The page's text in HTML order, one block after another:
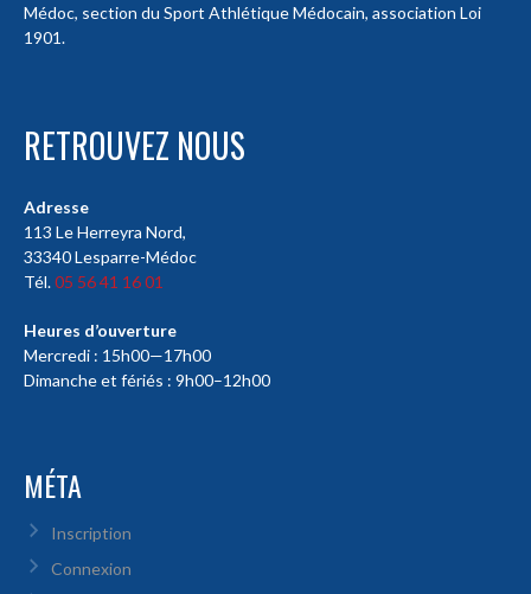
Médoc, section du Sport Athlétique Médocain, association Loi
1901.
RETROUVEZ NOUS
Adresse
113 Le Herreyra Nord,
33340 Lesparre-Médoc
Tél.05 56 41 16 01
Heures d’ouverture
Mercredi : 15h00—17h00
Dimanche et fériés : 9h00–12h00
MÉTA
Inscription
Connexion